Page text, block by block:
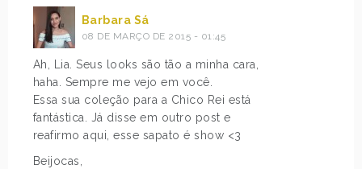
Barbara Sá
08 DE MARÇO DE 2015 - 01:45
Ah, Lia. Seus looks são tão a minha cara,
haha. Sempre me vejo em você.
Essa sua coleção para a Chico Rei está
fantástica. Já disse em outro post e
reafirmo aqui, esse sapato é show <3
Beijocas,